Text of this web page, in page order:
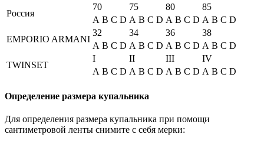
Россия
70 75 80
85
A B C D A B C D A B C D A B C D
EMPORIO ARMANI
32 34 36
38
A B C D A B C D A B C D A B C D
TWINSET
I II III
IV
A B C D A B C D A B C D A B C D
Определение размера купальника
Для определения размера купальника при помощи
сантиметровой ленты снимите с себя мерки: